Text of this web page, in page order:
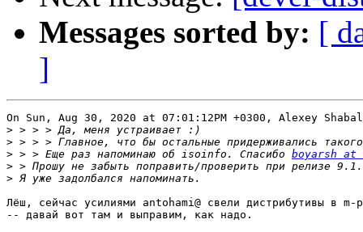
Messages sorted by: [
]
On Sun, Aug 30, 2020 at 07:01:12PM +0300, Alexey
>
>
> > > Еще раз напоминаю об isoinfo. Спасибо boyarsh
>
>
Лёш, сейчас усилиями antohami@ свели дистрибутивы в
-- давай вот там и выправим, как надо.